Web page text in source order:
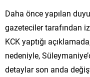
Daha önce yapılan
gazeteciler tarafından
KCK yaptığı
nedeniyle,
detaylar son anda